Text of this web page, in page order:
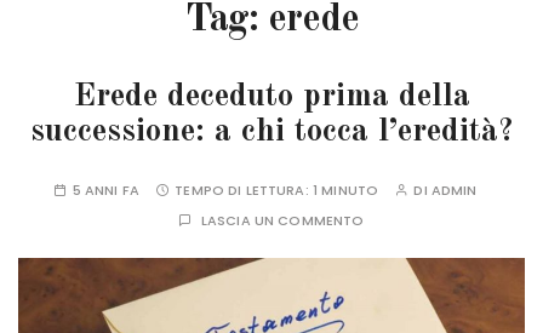
Tag: erede
Erede deceduto prima della
successione: a chi tocca l’eredità?
5 ANNI FA TEMPO DI LETTURA: 1 MINUTO DI ADMIN
LASCIA UN COMMENTO